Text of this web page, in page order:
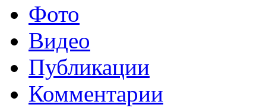
Фото
Видео
Публикации
Комментарии